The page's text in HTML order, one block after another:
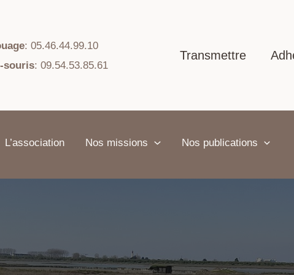
: 05.46.44.99.10
souris: 09.54.53.85.61
Transmettre
L’association Nos missions Nos publications